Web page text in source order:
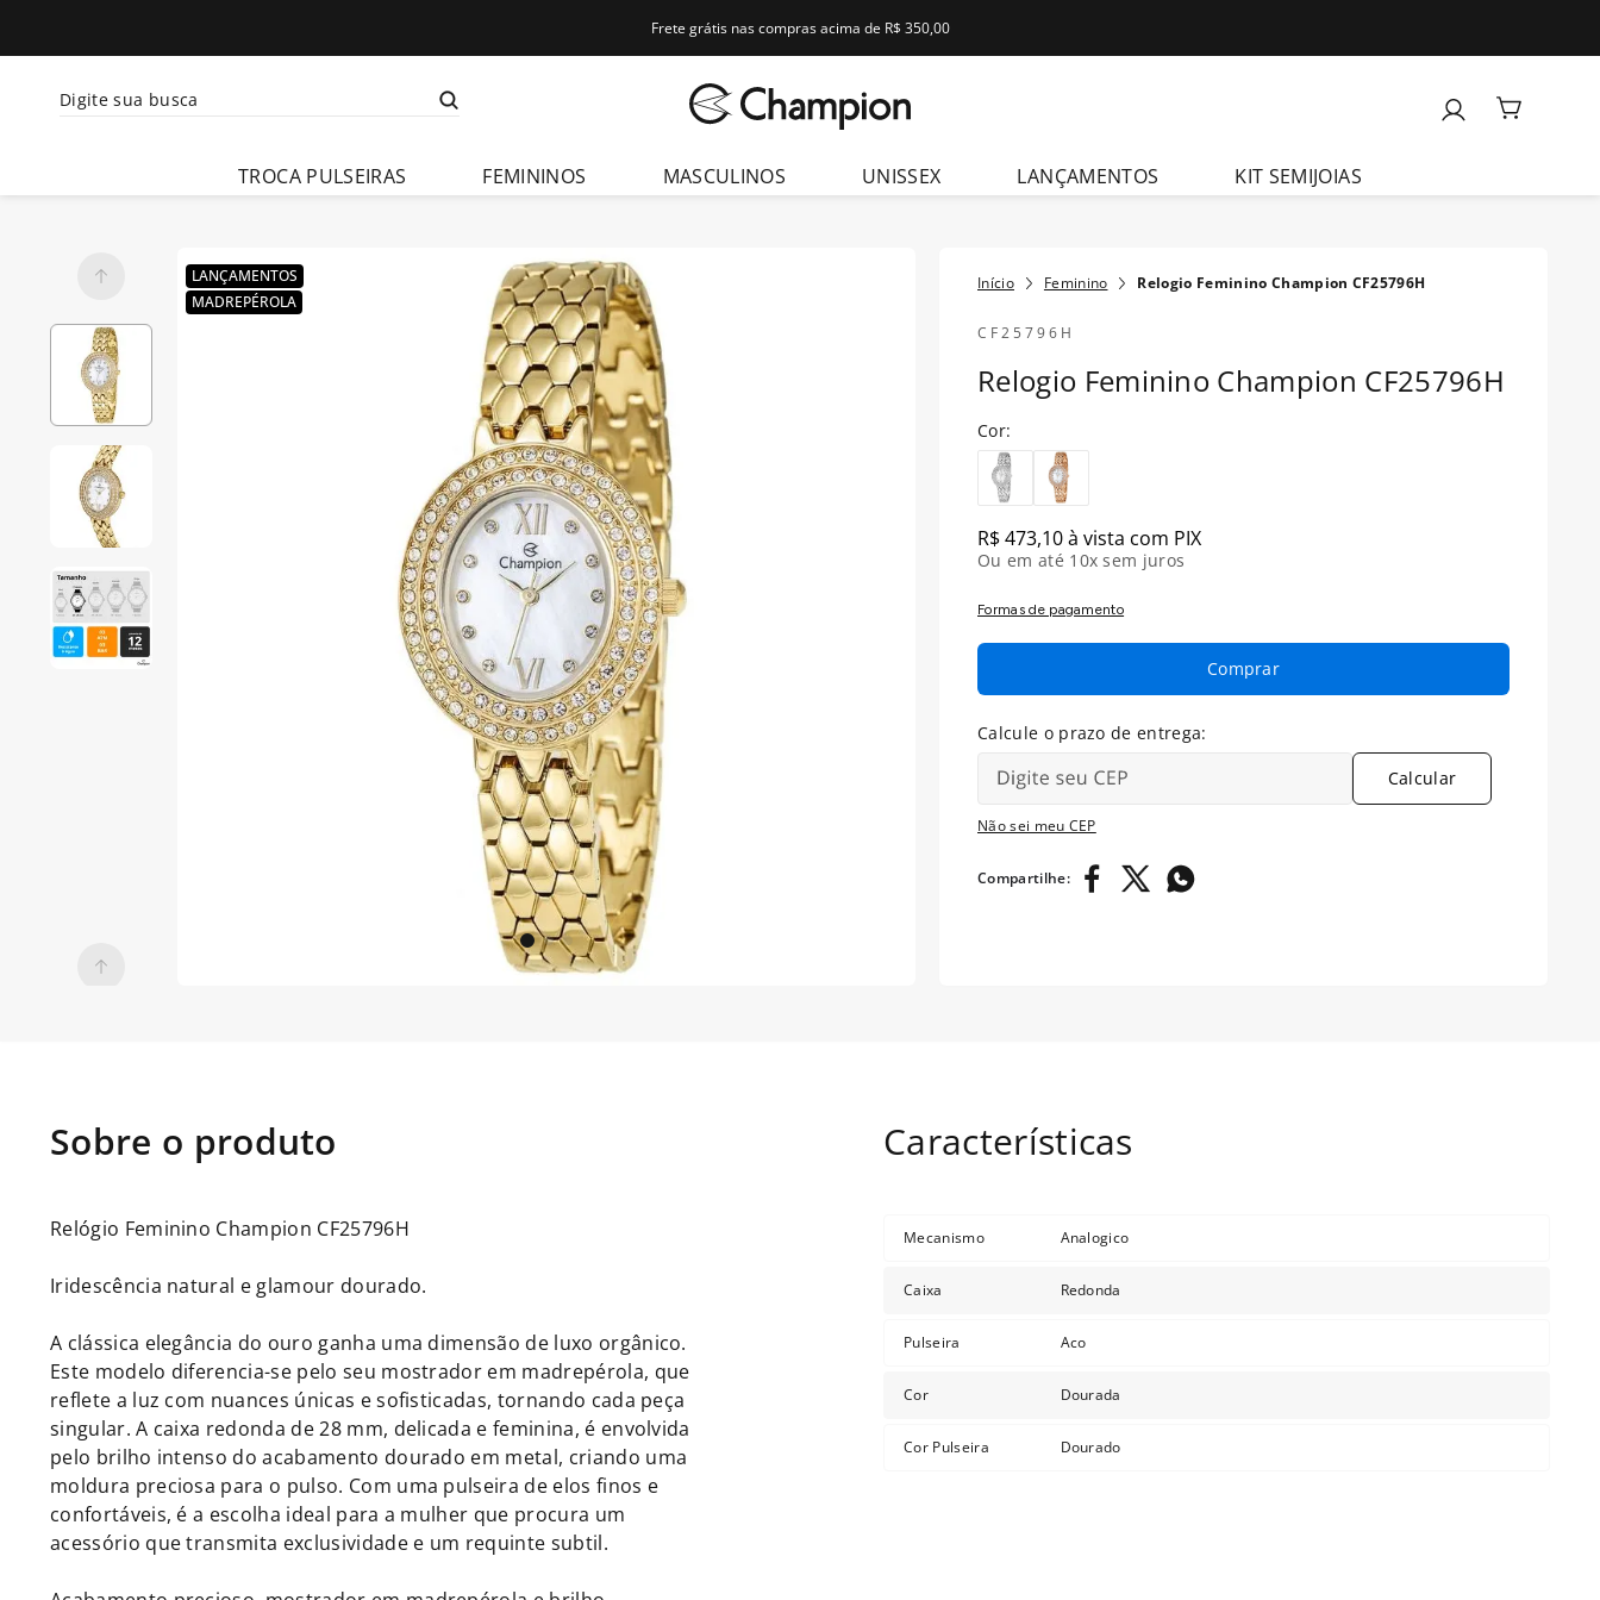
Frete grátis nas compras acima de R$ 350,00
Digite sua busca
TROCA PULSEIRAS FEMININOS MASCULINOS UNISSEX LANÇAMENTOS KIT SEMIJOIAS
LANÇAMENTOS
MADREPÉROLA
Feminino Relogio Feminino Champion CF25796H
CF25796H
Relogio Feminino Champion CF25796H
R$473,10à vista com PIX
Ou em até 10x sem juros
Formas de pagamento
Comprar
Não sei meu CEP
Calcular
Relógio Feminino Champion CF25796H
Iridescência natural e glamour dourado.
A clássica elegância do ouro ganha uma dimensão de luxo orgânico.
Este modelo diferencia-se pelo seu mostrador em madrepérola, que
reflete a luz com nuances únicas e sofisticadas, tornando cada peça
singular. A caixa redonda de 28 mm, delicada e feminina, é envolvida
pelo brilho intenso do acabamento dourado em metal, criando uma
moldura preciosa para o pulso. Com uma pulseira de elos finos e
confortáveis, é a escolha ideal para a mulher que procura um
acessório que transmita exclusividade e um requinte subtil.
Mecanismo Analogico
Caixa Redonda
Pulseira Aco
Cor Dourada
Cor Pulseira Dourado
1
champion
feminino
masculino
pulseira
relogio
smartwatch
º ch30224
7º relogio
prata
dourado
8º digital
º masculino
relógio
feminino
digital